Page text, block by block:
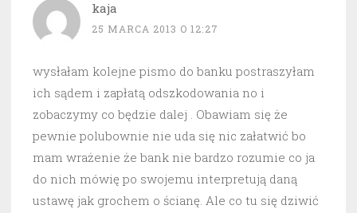
kaja
25 MARCA 2013 O 12:27
wysłałam kolejne pismo do banku postraszyłam
ich sądem i zapłatą odszkodowania no i
zobaczymy co będzie dalej . Obawiam się że
pewnie polubownie nie uda się nic załatwić bo
mam wrażenie że bank nie bardzo rozumie co ja
do nich mówię po swojemu interpretują daną
ustawę jak grochem o ścianę. Ale co tu się dziwić